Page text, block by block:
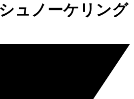
ュノーケリング